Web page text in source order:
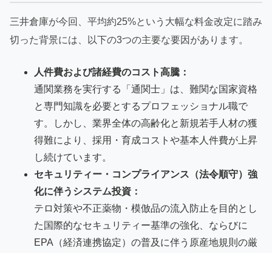
三井倉庫が今回、平均約25%という大幅な料金改定に踏み
切った背景には、以下の3つの主要な要因があります。
人件費および諸経費のコスト高騰：
通関業務を実行する「通関士」は、難関な国家資格
と専門知識を必要とするプロフェッショナル職で
す。しかし、業界全体の高齢化と新規若手人材の獲
得難により、採用・育成コストや基本人件費が上昇
し続けています。
セキュリティー・コンプライアンス（法令順守）強
化に伴うシステム投資：
テロ対策や不正薬物・模倣品の流入防止を目的とし
た国際的なセキュリティー基準の強化、ならびに
EPA（経済連携協定）の普及に伴う原産地規則の厳